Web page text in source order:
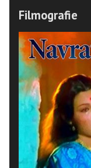
Filmografie